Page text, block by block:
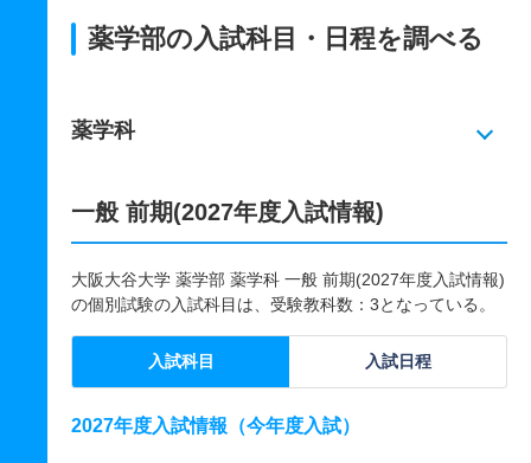
薬学部の入試科目・日程を調べる
薬学科
一般 前期(2027年度入試情報)
大阪大谷大学 薬学部 薬学科 一般 前期(2027年度入試情報)
の個別試験の入試科目は、受験教科数：3となっている。
入試科目 入試日程
2027年度入試情報（今年度入試）